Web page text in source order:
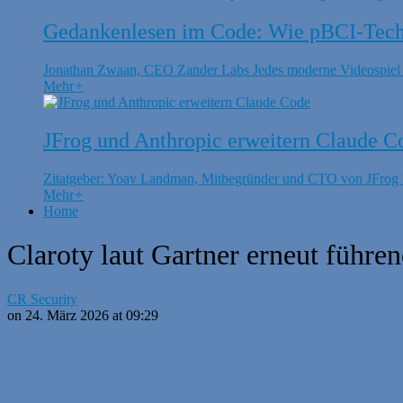
Gedankenlesen im Code: Wie pBCI-
Jonathan Zwaan, CEO Zander Labs Jedes moderne
Mehr+
JFrog und Anthropic erweitern Claude
Zitatgeber: Yoav Landman, Mitbegründer und CTO von
Mehr+
Home
Claroty laut Gartner erneut
CR Security
on 24. März 2026 at 09:29